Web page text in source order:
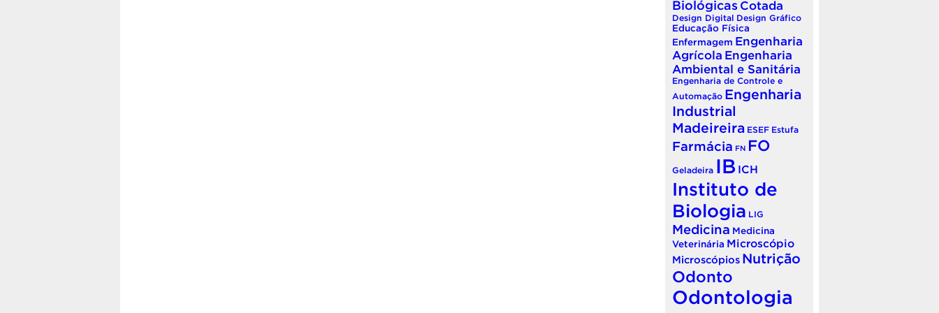
Biológicas Cotada
Design Digital Design Gráfico
Educação Física
Enfermagem Engenharia
Agrícola Engenharia
Ambiental e Sanitária
Engenharia de Controle e
Automação Engenharia
Industrial
Madeireira ESEF Estufa
Farmácia FN FO
Geladeira IB ICH
Instituto de
Biologia LIG
Medicina Medicina
Veterinária Microscópio
Microscópios Nutrição
Odonto
Odontologia